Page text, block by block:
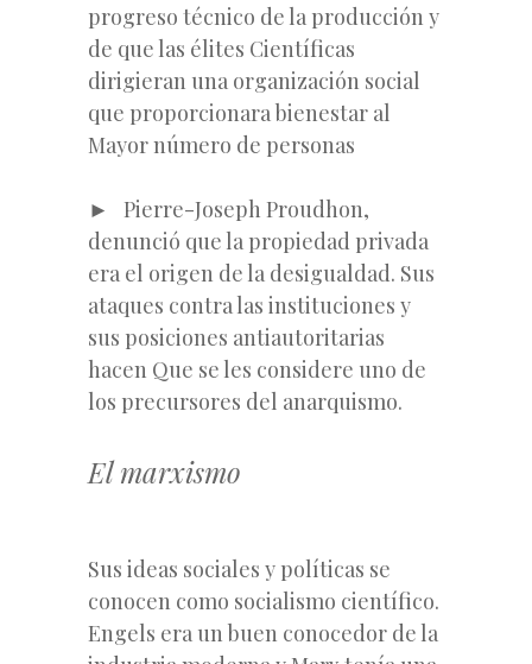
progreso técnico de la producción y
de que las élites Científicas
dirigieran una organización social
que proporcionara bienestar al
Mayor número de personas
► Pierre-Joseph Proudhon,
denunció que la propiedad privada
era el origen de la desigualdad. Sus
ataques contra las instituciones y
sus posiciones antiautoritarias
hacen Que se les considere uno de
los precursores del anarquismo.
El marxismo
Sus ideas sociales y políticas se
conocen como socialismo científico.
Engels era un buen conocedor de la